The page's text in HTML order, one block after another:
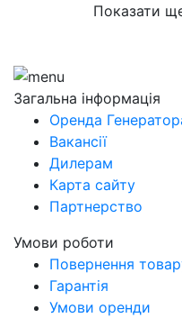
Показати
Загальна інформація
Оренда
Вакансії
Дилерам
Карта сайту
Партнерство
Умови роботи
Повернення
Гарантія
Умови оренди